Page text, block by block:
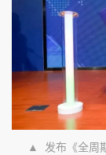
▲ 发布《全周